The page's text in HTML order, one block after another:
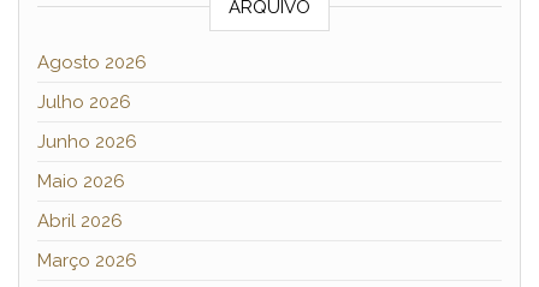
ARQUIVO
Agosto 2026
Julho 2026
Junho 2026
Maio 2026
Abril 2026
Março 2026